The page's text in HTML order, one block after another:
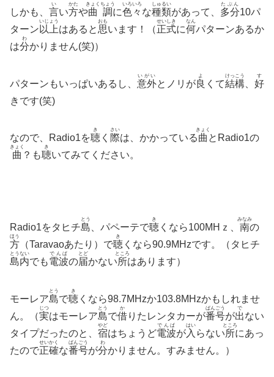
しかも、 言
い
い方
かた
や曲調
きょくちょう
に色々
いろいろ
な種類
しゅるい
があって、 多分
たぶん
10パ
ターン 以上
いじょう
はあると 思
おも
います！（正式
せいしき
に何
なん
パターンあるか
は分
わ
かりません(笑)）
パターンもいっぱいあるし、 意外
いがい
とノリが良
よ
くて結構
けっこう
好
す
きです(笑)
なので、Radio1を聴
き
く 際
さい
は、かかっている曲
きょく
とRadio1の
曲
きょく
？も聴
き
いてみてください。
Radio1をタヒチ島
とう
、パペーテで聴
き
くなら100MHｚ、 南
みなみ
の
方
ほう
（Taravaoあたり）で聴
き
くなら90.9MHzです。（タヒチ
島内
とうない
でも電波
でんぱ
の届
とど
かない所
ところ
はあります）
モーレア島
とう
で聴
き
くなら98.7MHzか103.8MHzかもしれませ
ん。（実
じつ
はモーレア島
とう
で借
か
りたレンタカーが番号
ばんごう
が出
で
ない
タイプだったのと、 宿
やど
はちょうど電波
でんぱ
が入
はい
らない所
ところ
にあっ
たので正確
せいかく
な番号
ばんごう
が分
わ
かりません。すみません。）